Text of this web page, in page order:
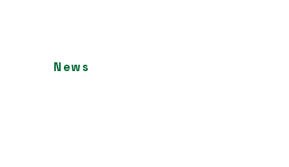
News